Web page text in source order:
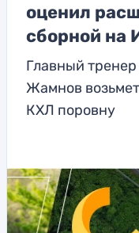
оценил
сборной на
Главный
Жамнов
КХЛ поровну